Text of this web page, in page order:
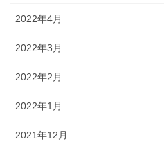
2022年4月
2022年3月
2022年2月
2022年1月
2021年12月